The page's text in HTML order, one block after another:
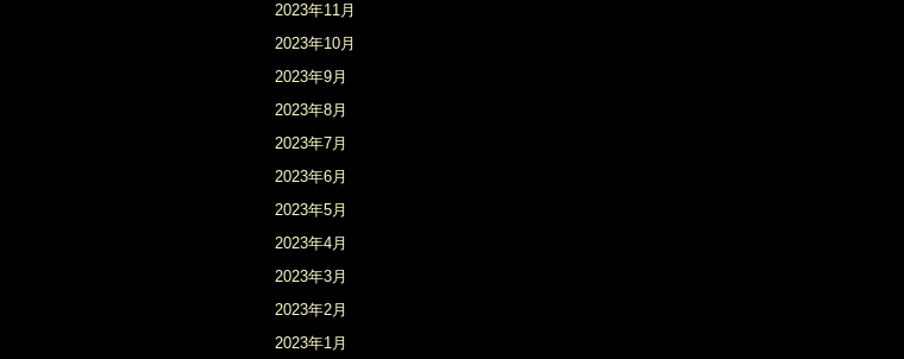
2023年11月
2023年10月
2023年9月
2023年8月
2023年7月
2023年6月
2023年5月
2023年4月
2023年3月
2023年2月
2023年1月